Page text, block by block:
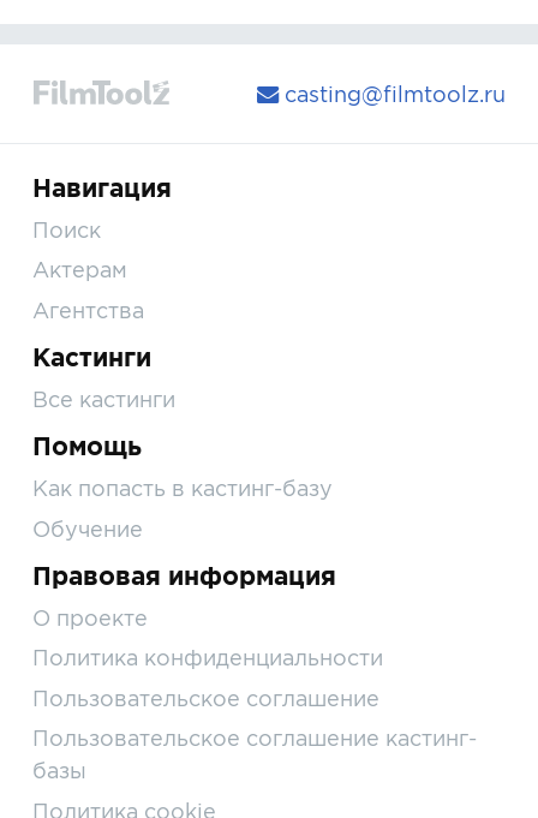
casting@filmtoolz.ru
Навигация
Поиск
Актерам
Агентства
Кастинги
Все кастинги
Помощь
Как попасть в кастинг-базу
Обучение
Правовая информация
О проекте
Политика конфиденциальности
Пользовательское соглашение
Пользовательское соглашение кастинг-
базы
Политика cookie